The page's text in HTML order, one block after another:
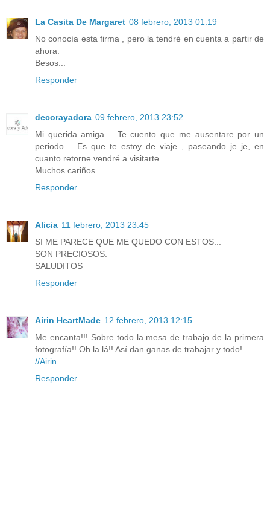
La Casita De Margaret 08 febrero, 2013 01:19
No conocía esta firma , pero la tendré en cuenta a partir de
ahora.
Besos...
Responder
decorayadora 09 febrero, 2013 23:52
Mi querida amiga .. Te cuento que me ausentare por un
periodo .. Es que te estoy de viaje , paseando je je, en
cuanto retorne vendré a visitarte
Muchos cariños
Responder
Alicia 11 febrero, 2013 23:45
SI ME PARECE QUE ME QUEDO CON ESTOS...
SON PRECIOSOS.
SALUDITOS
Responder
Airin HeartMade 12 febrero, 2013 12:15
Me encanta!!! Sobre todo la mesa de trabajo de la primera
fotografía!! Oh la lá!! Así dan ganas de trabajar y todo!
//Airin
Responder